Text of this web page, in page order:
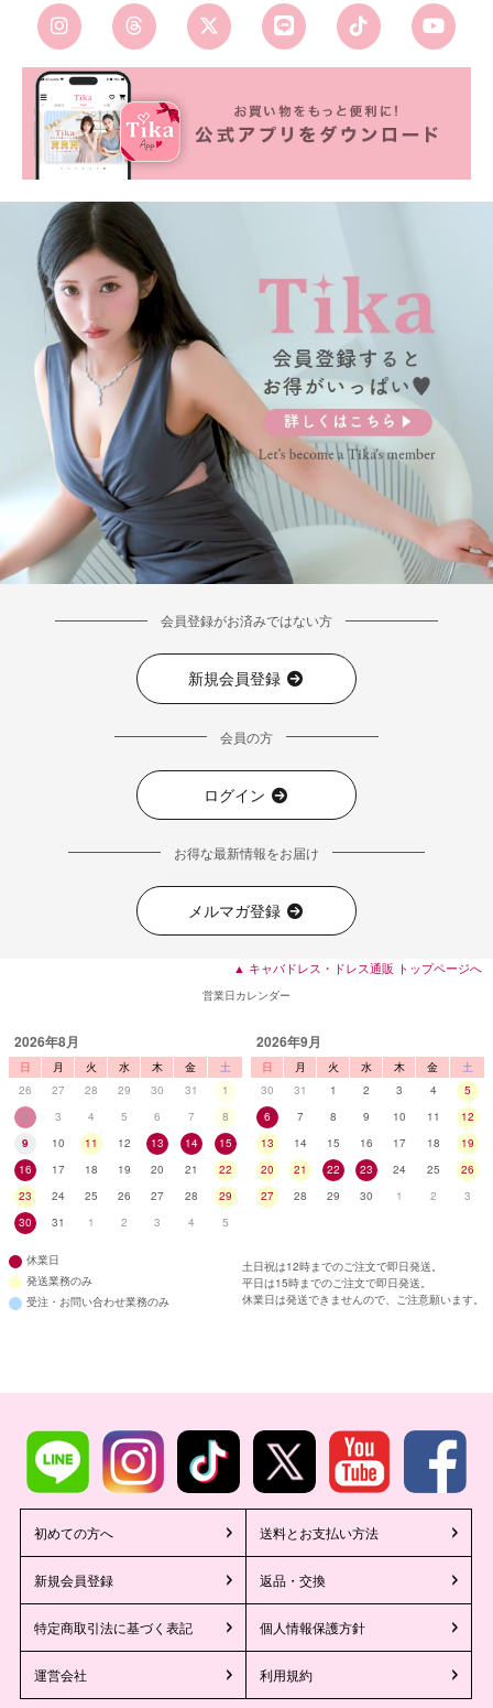
■カラーバリエーション
会員登録がお済みではない方
新規会員登録
会員の方
ログイン
お得な最新情報をお届け
メルマガ登録
▲ キャバドレス・ドレス通販 トップページへ
営業日カレンダー
2026年8月
日 月 火 水 木 金
土
26
27 28 29 30 31
1
2
3 4 5 6 7
8
9
10 11 12 13 14
15
16
17 18 19 20 21
22
23
24 25 26 27 28
29
30
31 1 2 3 4 5
2026年9月
日 月 火 水 木 金
土
30
31 1 2 3 4
5
6
7 8 9 10 11
12
13
14 15 16 17 18
19
20
21 22 23 24 25
26
27
28 29 30 1 2 3
休業日
発送業務のみ
受注・お問い合わせ業務のみ
土日祝は12時までのご注文で即日発送。
平日は15時までのご注文で即日発送。
休業日は発送できませんので、ご注意願います。
初めての方へ 送料とお支払い方法
新規会員登録 返品・交換
特定商取引法に基づく表記 個人情報保護方針
運営会社 利用規約